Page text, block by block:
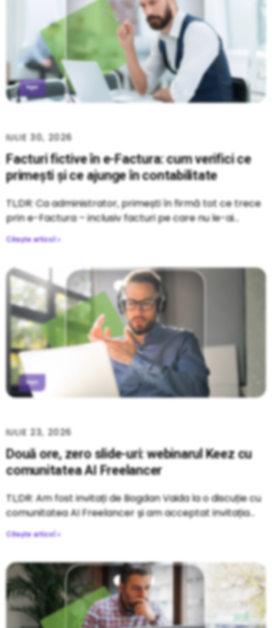
Facturi fictive în e-Factura: cum verifici ce
primești și ce ajunge în contabilitate
IULIE 30, 2026
TL;DR: Ca administrator, primești în firmă tot ce trece
prin e-Factura – inclusiv facturi pe care nu le-ai
Citește articol »
Două ore, zero slide-uri: webinarul Keez cu
comunitatea AI Freelancer
IULIE 23, 2026
TL;DR: Am fost invitați de Bogdan Vaida la o discuție cu
comunitatea AI Freelancer și am acceptat invitația
Citește articol »